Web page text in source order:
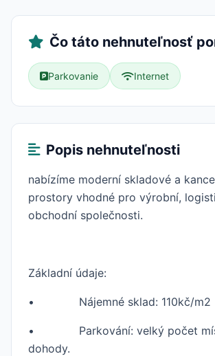
Čo táto nehnuteľnosť
Parkovanie Internet
Popis nehnuteľnosti
nabízíme moderní skladové a
prostory vhodné pro výrobní,
obchodní společnosti.
Základní údaje:
• Nájemné sklad: 110kč/m2
• Parkování: velký počet
dohody.